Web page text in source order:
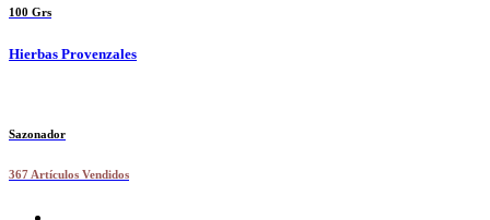
100 Grs
Hierbas Provenzales
Sazonador
367 Artículos Vendidos